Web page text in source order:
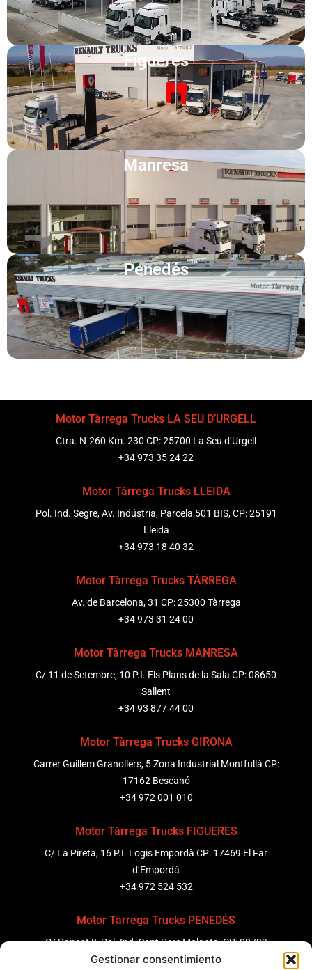
Gestionar consentimiento
Figueres
Manresa
Penedés
Motor Tàrrega Trucks LA SEU D’URGELL
Ctra. N-260 Km. 230 CP: 25700 La Seu d’Urgell
+34 973 35 24 22
Motor Tàrrega Trucks LLEIDA
Pol. Ind. Segre, Av. Indústria, Parcela 501 BIS, CP: 25191
Lleida
+34 973 18 40 32
Motor Tàrrega Trucks TÀRREGA
Av. de Barcelona, 31 CP: 25300 Tàrrega
+34 973 31 24 00
Motor Tàrrega Trucks MANRESA
C/ 11 de Setembre, 10 P.I. Els Plans de la Sala CP: 08650
Sallent
+34 93 877 44 00
Motor Tàrrega Trucks GIRONA
Carrer Guillem Granollers, 5 Zona Industrial Montfullà CP:
17162 Bescanó
+34 972 001 010
Motor Tàrrega Trucks FIGUERES
C/ La Pireta, 16 P.I. Logis Empordà CP: 17469 El Far
d’Empordà
+34 972 524 532
Motor Tàrrega Trucks PENEDÈS
C/ Ponent 8, Pol. Ind. Sant Pere Molanta, CP: 08799
Olèrdola